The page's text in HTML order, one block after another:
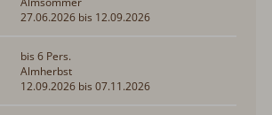
27.06.2026 bis 12.09.2026
bis 6 Pers.
Almherbst
12.09.2026 bis 07.11.2026